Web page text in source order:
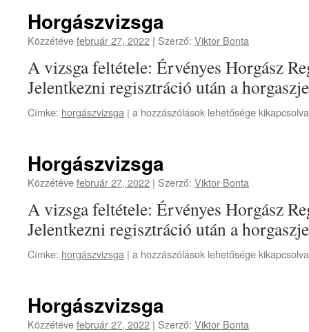
Horgászvizsga
Közzétévefebruár 27, 2022 | Szerző: Viktor Bonta
A vizsga feltétele: Érvényes Horgász
Jelentkezni regisztráció után a
Címke: horgászvizsga | Horgászvizsga
a hozzászólások lehetősége kikapcsolva
Horgászvizsga
Közzétévefebruár 27, 2022 | Szerző: Viktor Bonta
A vizsga feltétele: Érvényes Horgász
Jelentkezni regisztráció után a
Címke: horgászvizsga | Horgászvizsga
a hozzászólások lehetősége kikapcsolva
Horgászvizsga
Közzétévefebruár 27, 2022 | Szerző: Viktor Bonta